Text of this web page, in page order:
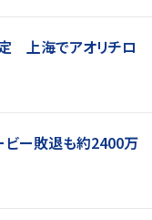
定 上海でアオリチロ
ビー敗退も約2400万